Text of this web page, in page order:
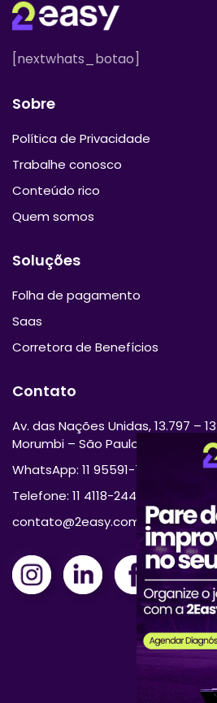
[nextwhats_botao]
Sobre
Política de Privacidade
Trabalhe conosco
Conteúdo rico
Quem somos
Soluções
Folha de pagamento
Saas
Corretora de Benefícios
Contato
Av. das Nações Unidas, 13.797 –
Morumbi – São Paulo/SP 04794-
WhatsApp: 11 95591-7870
Telefone: 11 4118-2444
contato@2easy.com.br